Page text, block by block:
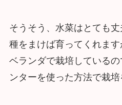
そうそう、水菜はとても
種をまけば育ってくれま
ベランダで栽培している
ンターを使った方法で栽培